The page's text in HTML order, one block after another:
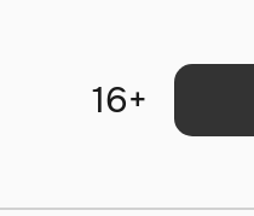
16+